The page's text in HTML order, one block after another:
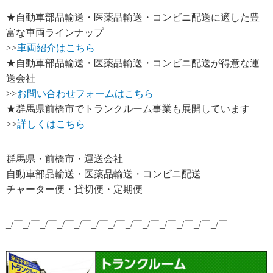
★自動車部品輸送・医薬品輸送・コンビニ配送に適した豊
富な車両ラインナップ
>>車両紹介はこちら
★自動車部品輸送・医薬品輸送・コンビニ配送が得意な運
送会社
>>お問い合わせフォームはこちら
★群馬県前橋市でトランクルーム事業も展開しています
>>詳しくはこちら
群馬県・前橋市・運送会社
自動車部品輸送・医薬品輸送・コンビニ配送
チャーター便・貸切便・定期便
_/￣_/￣_/￣_/￣_/￣_/￣_/￣_/￣_/￣_/￣_/￣_/￣_/￣